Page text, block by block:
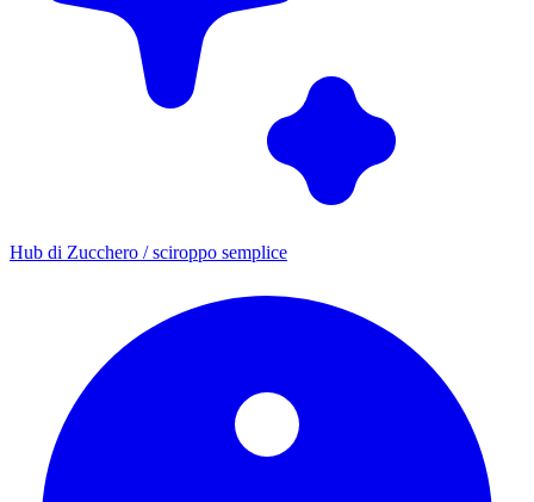
Hub di Zucchero / sciroppo semplice